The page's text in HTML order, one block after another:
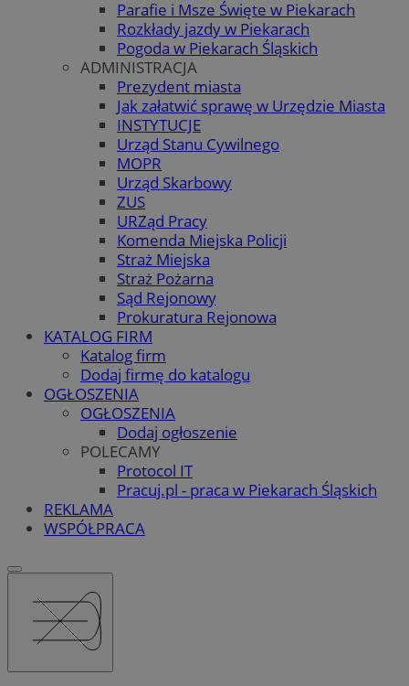
Parafie i Msze Święte w Piekarach
Rozkłady jazdy w Piekarach
Pogoda w Piekarach Śląskich
ADMINISTRACJA
Prezydent miasta
Jak załatwić sprawę w Urzędzie Miasta
INSTYTUCJE
Urząd Stanu Cywilnego
MOPR
Urząd Skarbowy
ZUS
URZąd Pracy
Komenda Miejska Policji
Straż Miejska
Straż Pożarna
Sąd Rejonowy
Prokuratura Rejonowa
KATALOG FIRM
Katalog firm
Dodaj firmę do katalogu
OGŁOSZENIA
OGŁOSZENIA
Dodaj ogłoszenie
POLECAMY
Protocol IT
Pracuj.pl - praca w Piekarach Śląskich
REKLAMA
WSPÓŁPRACA